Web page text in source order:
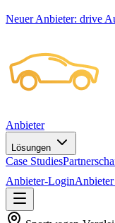
Neuer Anbieter: drive
Anbieter
Lösungen
Case Studies
Anbieter-Login